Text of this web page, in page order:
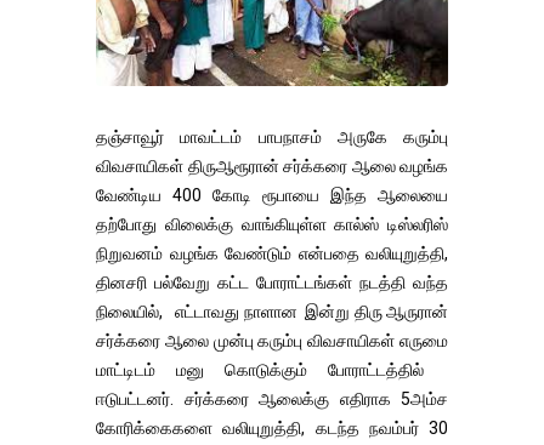
தஞ்சாவூர் மாவட்டம் பாபநாசம் அருகே கரும்பு
விவசாயிகள் திருஆரூரான் சர்க்கரை ஆலை வழங்க
வேண்டிய 400 கோடி ரூபாயை இந்த ஆலையை
தற்போது விலைக்கு வாங்கியுள்ள கால்ஸ் டிஸ்லரிஸ்
நிறுவனம் வழங்க வேண்டும் என்பதை வலியுறுத்தி,
தினசரி பல்வேறு கட்ட போராட்டங்கள் நடத்தி வந்த
நிலையில், எட்டாவது நாளான இன்று திரு ஆருரான்
சர்க்கரை ஆலை முன்பு கரும்பு விவசாயிகள் எருமை
மாட்டிடம் மனு கொடுக்கும் போராட்டத்தில்
ஈடுபட்டனர். சர்க்கரை ஆலைக்கு எதிராக 5அம்ச
கோரிக்கைகளை வலியுறுத்தி, கடந்த நவம்பர் 30